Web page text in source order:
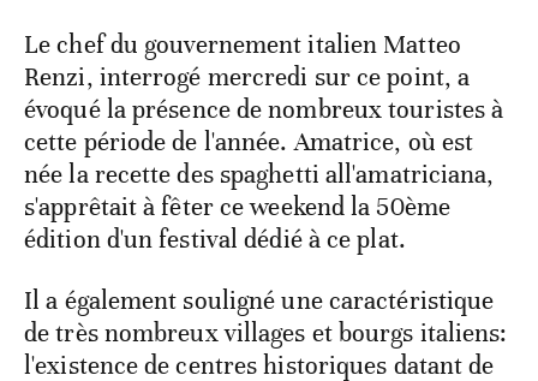
Le chef du gouvernement italien Matteo
Renzi, interrogé mercredi sur ce point, a
évoqué la présence de nombreux touristes à
cette période de l'année. Amatrice, où est
née la recette des spaghetti all'amatriciana,
s'apprêtait à fêter ce weekend la 50ème
édition d'un festival dédié à ce plat.
Il a également souligné une caractéristique
de très nombreux villages et bourgs italiens:
l'existence de centres historiques datant de